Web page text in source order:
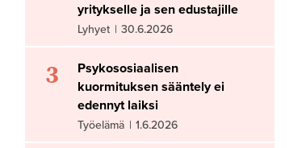
yritykselle ja sen edustajille
Lyhyet | 30.6.2026
3
Psykososiaalisen
kuormituksen sääntely ei
edennyt laiksi
Työelämä | 1.6.2026